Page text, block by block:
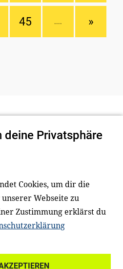
45 .... »
LinkedIn
deine Privatsphäre
Cookies, um dir die
Webseite zu
Zustimmung erklärst du